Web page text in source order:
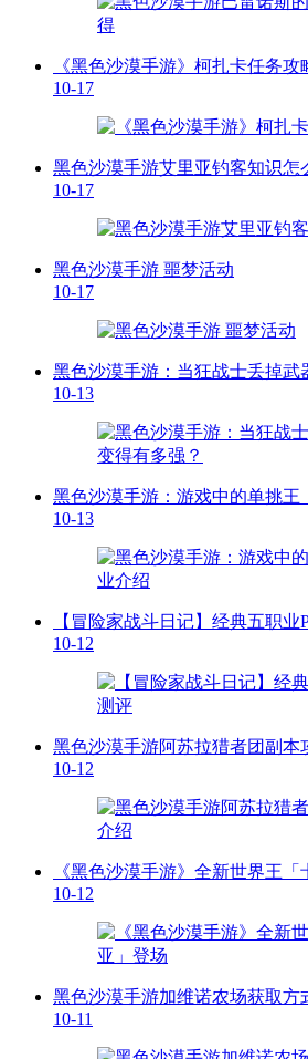
《黑色沙漠手游》柯扎卡任务攻
10-17
黑色沙漠手游艾里亚钓客知识怎
10-17
黑色沙漠手游 噩梦活动
10-17
黑色沙漠手游：当狂战士丢掉武
10-13
黑色沙漠手游：游戏中的单挑王
10-13
【冒险家战斗日记】经典五职业
10-12
黑色沙漠手游阿苏拉猎者团副本
10-12
《黑色沙漠手游》全新世界王
10-12
黑色沙漠手游加维诺农场获取方
10-11